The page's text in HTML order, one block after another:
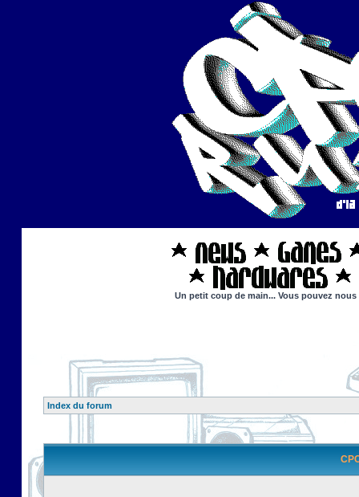
Un petit coup de main... Vous pouvez
Index du forum